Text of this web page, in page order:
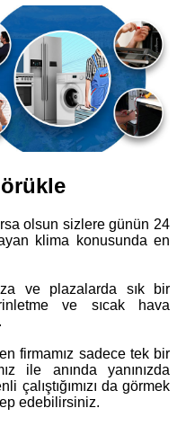
olsun sizlere günün 24
klima konusunda en
ve plazalarda sık bir
ve sıcak hava
firmamız sadece tek bir
ile anında yanınızda
çalıştığımızı da görmek
edebilirsiniz.